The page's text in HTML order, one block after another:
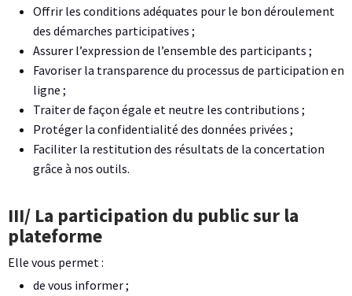
Offrir les conditions adéquates pour le bon déroulement
des démarches participatives ;
Assurer l’expression de l’ensemble des participants ;
Favoriser la transparence du processus de participation en
ligne ;
Traiter de façon égale et neutre les contributions ;
Protéger la confidentialité des données privées ;
Faciliter la restitution des résultats de la concertation
grâce à nos outils.
III/ La participation du public sur la
plateforme
Elle vous permet :
de vous informer ;